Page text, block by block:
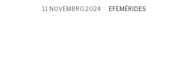
11 NOVEMBRO, 2024 EFEMÉRIDES